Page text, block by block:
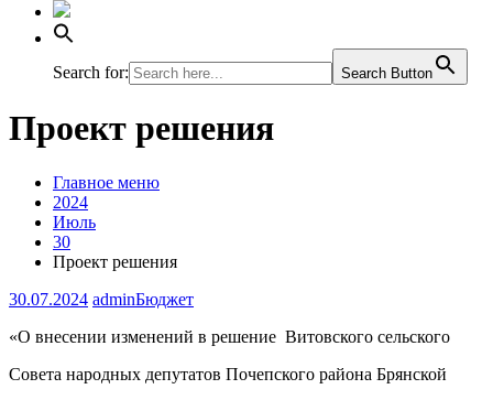
Search for: Search Button
Проект решения
Главное меню
2024
Июль
30
Проект решения
30.07.2024 adminБюджет
«О внесении изменений в решение Витовского сельского
Совета народных депутатов Почепского района Брянской